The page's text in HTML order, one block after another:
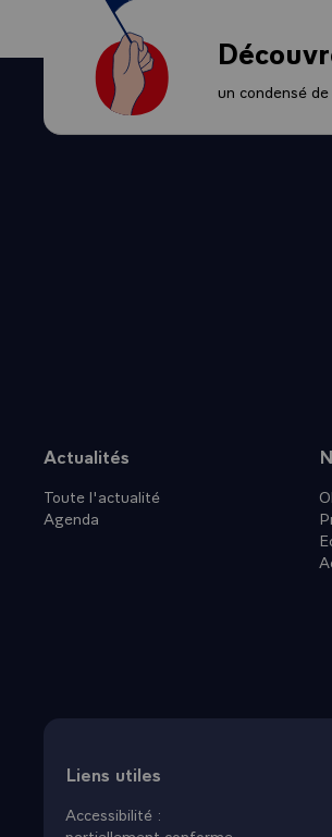
un condensé
Plan du site
Actualités
Toute l'actualité
Agenda
Liens utiles
Accessibilité :